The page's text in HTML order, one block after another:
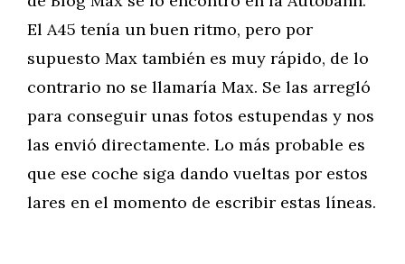
El A45 tenía un buen ritmo, pero por
supuesto Max también es muy rápido, de lo
contrario no se llamaría Max. Se las arregló
para conseguir unas fotos estupendas y nos
las envió directamente. Lo más probable es
que ese coche siga dando vueltas por estos
lares en el momento de escribir estas líneas.